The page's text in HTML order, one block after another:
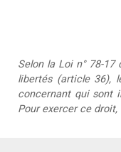
Selon la Loi n° 78-
libertés (article 36),
concernant qui sont
Pour exercer ce